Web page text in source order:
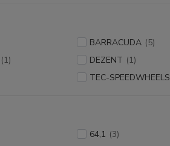
BARRACUDA (5)
(1) DEZENT (1)
TEC-SPEEDWHEELS
64,1 (3)